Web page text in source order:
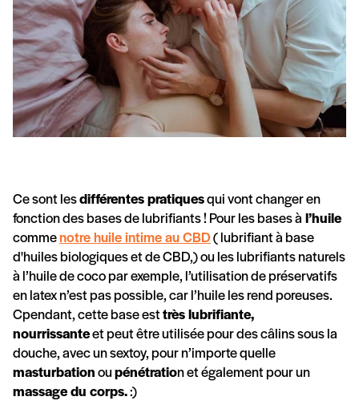
Ce sont lesdifférentes pratiquesqui vont changer en
fonction des bases de lubrifiants ! Pour les bases à l’huile
commenotre huile intime au CBD( lubrifiant à base
d'huiles biologiques et de CBD,) ou les lubrifiants naturels
à l’huile de coco par exemple, l’utilisation de préservatifs
en latex n’est pas possible, car l’huile les rend poreuses.
Cpendant, cette base esttrès lubrifiante,
nourrissanteet peut être utilisée pour des câlins sous la
douche, avec un sextoy, pour n’importe quelle
masturbationoupénétration et également pour un
massage du corps.:)